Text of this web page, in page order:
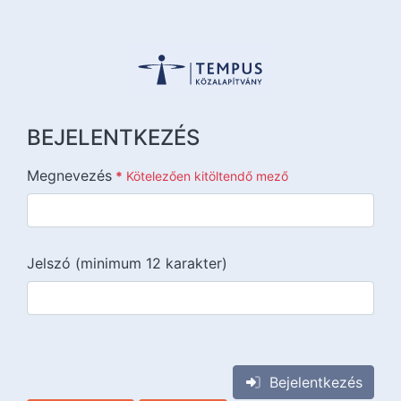
BEJELENTKEZÉS
Megnevezés * Kötelezően kitöltendő mező
Jelszó (minimum 12 karakter)
Bejelentkezés